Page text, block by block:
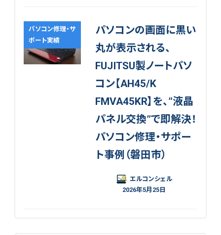
パソコン修理・サ
ポート実績
パソコンの画面に黒い
丸が表示される、
FUJITSU製ノートパソ
コン【AH45/K
FMVA45KR】を、”液晶
パネル交換”で即解決！
パソコン修理・サポー
ト事例（磐田市）
エルコンシェル
2026年5月25日